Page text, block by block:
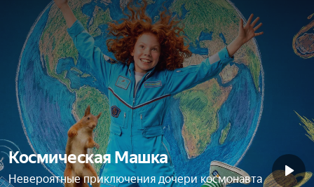
Космическая Машка
Невероятные приключения дочери космонавта